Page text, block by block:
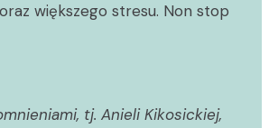
większego stresu. Non stop
tj. Anieli Kikosickiej,